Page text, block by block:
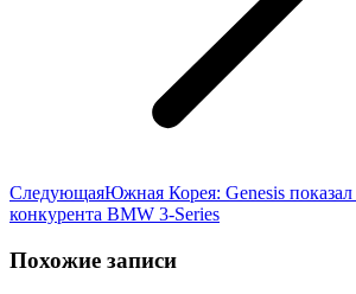
СледующаяСледующая
запись:
Южная Корея: Genesis
конкурента BMW 3-Series
Похожие записи